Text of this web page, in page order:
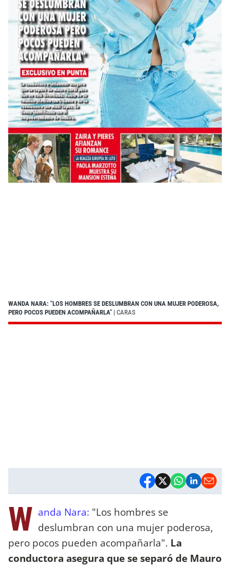
WANDA NARA: "LOS HOMBRES SE DESLUMBRAN CON UNA MUJER PODEROSA,
PERO POCOS PUEDEN ACOMPAÑARLA" | CARAS
W anda Nara: "Los hombres se
deslumbran con una mujer poderosa,
pero pocos pueden acompañarla". La
conductora asegura que se separó de Mauro